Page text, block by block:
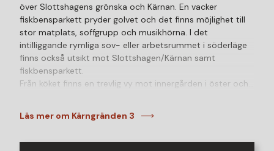
över Slottshagens grönska och Kärnan. En vacker
fiskbensparkett pryder golvet och det finns möjlighet till
stor matplats, soffgrupp och musikhörna. I det
intilliggande rymliga sov- eller arbetsrummet i söderläge
finns också utsikt mot Slottshagen/Kärnan samt
fiskbensparkett.
Från köket finns en trevlig vy mot innergården i öster och
Det finns ett helkaklat och fräscht duschrum sedan
Läs mer om Kärngränden 3